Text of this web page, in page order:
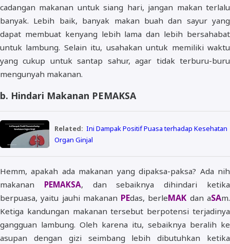
cadangan makanan untuk siang hari, jangan makan terlalu
banyak. Lebih baik, banyak makan buah dan sayur yang
dapat membuat kenyang lebih lama dan lebih bersahabat
untuk lambung. Selain itu, usahakan untuk memiliki waktu
yang cukup untuk santap sahur, agar tidak terburu-buru
mengunyah makanan.
b. Hindari Makanan PEMAKSA
Related: Ini Dampak Positif Puasa terhadap Kesehatan
Organ Ginjal
Hemm, apakah ada makanan yang dipaksa-paksa? Ada nih
makanan PEMAKSA, dan sebaiknya dihindari ketika
berpuasa, yaitu jauhi makanan PEdas, berleMAK dan aSAm.
Ketiga kandungan makanan tersebut berpotensi terjadinya
gangguan lambung. Oleh karena itu, sebaiknya beralih ke
asupan dengan gizi seimbang lebih dibutuhkan ketika